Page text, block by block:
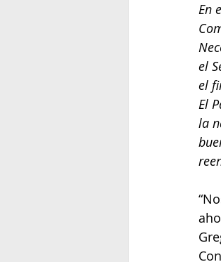
En
el
el
El
la